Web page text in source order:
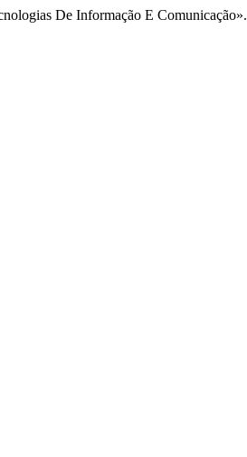
De Informação E Comunicação».